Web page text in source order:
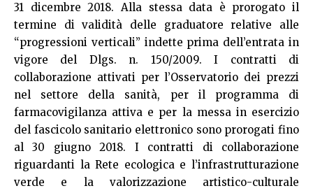
31 dicembre 2018. Alla stessa data è prorogato il
termine di validità delle graduatore relative alle
“progressioni verticali” indette prima dell’entrata in
vigore del Dlgs. n. 150/2009. I contratti di
collaborazione attivati per l’Osservatorio dei prezzi
nel settore della sanità, per il programma di
farmacovigilanza attiva e per la messa in esercizio
del fascicolo sanitario elettronico sono prorogati fino
al 30 giugno 2018. I contratti di collaborazione
riguardanti la Rete ecologica e l’infrastrutturazione
verde e la valorizzazione artistico-culturale